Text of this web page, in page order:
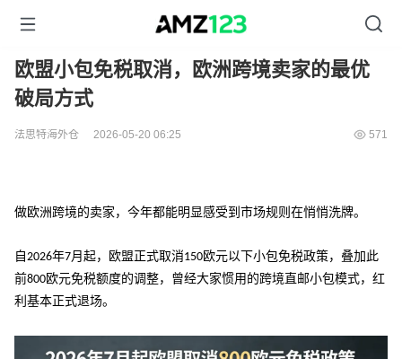
欧盟小包免税取消，欧洲跨境卖家的最优
破局方式
法思特海外仓 2026-05-20 06:25 571
做欧洲跨境的卖家，今年都能明显感受到市场规则在悄悄洗牌。
自 2026年7月起，欧盟正式取消150欧元以下小包免税政策，叠加此
前800欧元免税额度的调整，曾经大家惯用的跨境直邮小包模式，红
利基本正式退场。